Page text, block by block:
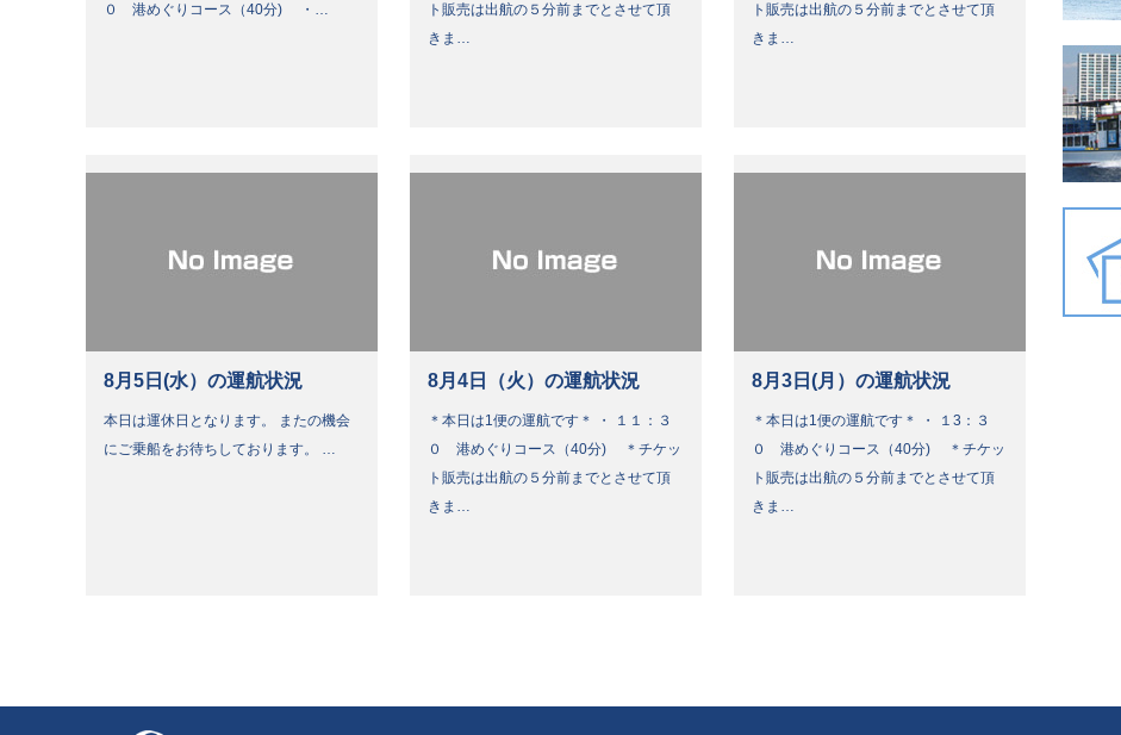
０ 港めぐりコース（40分) ・…
ト販売は出航の５分前までとさせて頂
きま…
ト販売は出航の５分前までとさせて頂
きま…
8月5日(水）の運航状況
本日は運休日となります。 またの機会
にご乗船をお待ちしております。 …
8月4日（火）の運航状況
＊本日は1便の運航です＊ ・ １１：３
０ 港めぐりコース（40分) ＊チケッ
ト販売は出航の５分前までとさせて頂
きま…
8月3日(月）の運航状況
＊本日は1便の運航です＊ ・ １3：３
０ 港めぐりコース（40分) ＊チケッ
ト販売は出航の５分前までとさせて頂
きま…